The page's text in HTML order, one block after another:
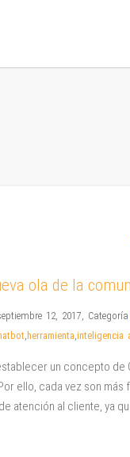
ola de la
12, 2017, Categoría
, herramienta,inteligencia
un concepto de
ello, cada vez son
atención al cliente, ya